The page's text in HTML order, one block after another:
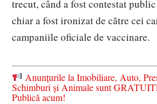
trecut, când a fost contestat
chiar a fost ironizat de către cei
campaniile oficiale de vaccinare.
Anunțurile la Imobiliare, Auto,
Schimburi și Animale sunt
Publică acum!